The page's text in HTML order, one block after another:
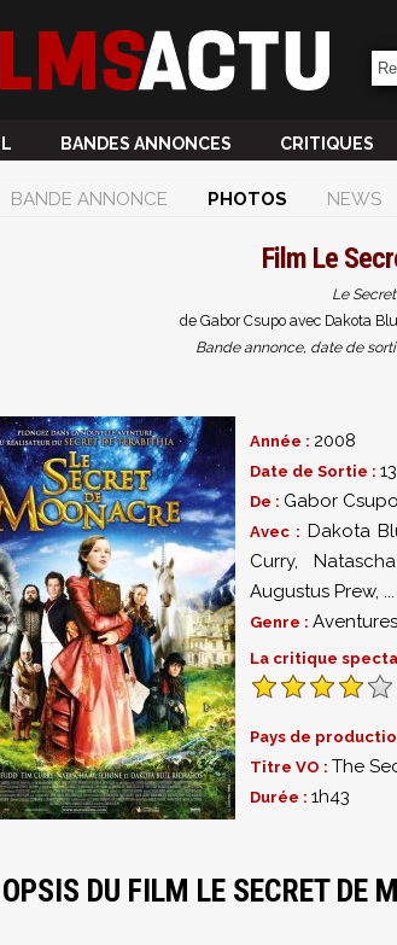
BANDES ANNONCES CRITIQUES
BANDE ANNONCE PHOTOS NEWS
Film Le
Le
de Gabor Csupo avec Dakota
Bande annonce, date de
Année : 2008
Date de Sortie :
De : Gabor Csupo
Avec : Dakota
Curry,
Augustus Prew, ...
Genre : Aventures
La critique
Pays de
Titre VO : The
Durée : 1h43
DU FILM LE SECRET DE